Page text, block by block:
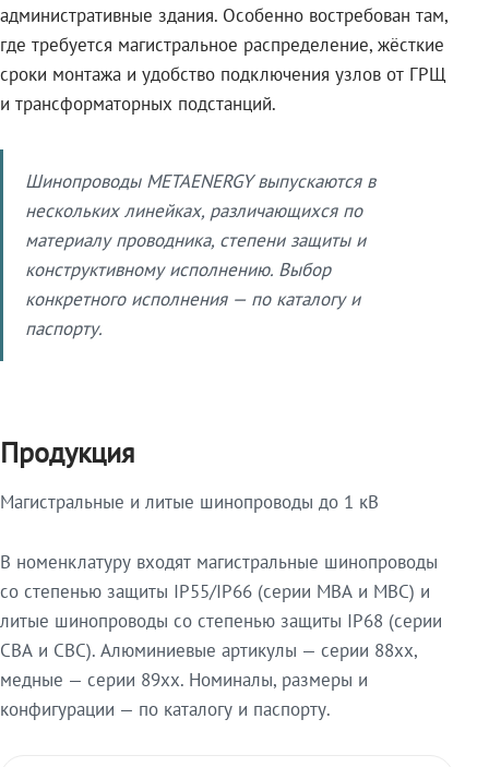
административные здания. Особенно востребован там,
где требуется магистральное распределение, жёсткие
сроки монтажа и удобство подключения узлов от ГРЩ
и трансформаторных подстанций.
Шинопроводы METAENERGY выпускаются в
нескольких линейках, различающихся по
материалу проводника, степени защиты и
конструктивному исполнению. Выбор
конкретного исполнения — по каталогу и
паспорту.
Продукция
Магистральные и литые шинопроводы до 1 кВ
В номенклатуру входят магистральные шинопроводы
со степенью защиты IP55/IP66 (серии МВА и МВС) и
литые шинопроводы со степенью защиты IP68 (серии
СВА и СВС). Алюминиевые артикулы — серии 88xx,
медные — серии 89xx. Номиналы, размеры и
конфигурации — по каталогу и паспорту.